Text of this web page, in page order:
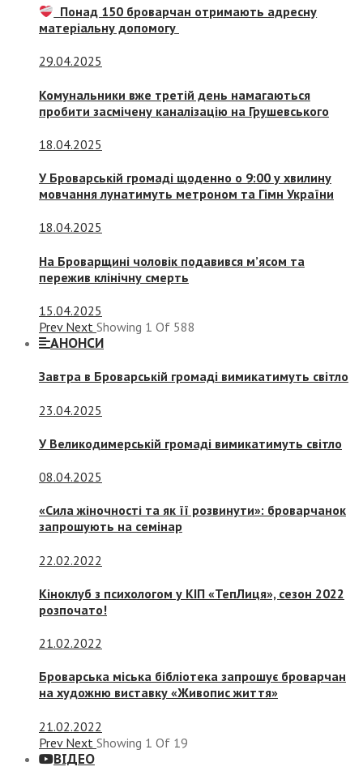
Понад 150 броварчан отримають адресну
матеріальну допомогу
29.04.2025
Комунальники вже третій день намагаються
пробити засмічену каналізацію на Грушевського
18.04.2025
У Броварській громаді щоденно о 9:00 у хвилину
мовчання лунатимуть метроном та Гімн України
18.04.2025
На Броварщині чоловік подавився м’ясом та
пережив клінічну смерть
15.04.2025
Prev Next Showing 1 Of 588
АНОНСИ
Завтра в Броварській громаді вимикатимуть світло
23.04.2025
У Великодимерській громаді вимикатимуть світло
08.04.2025
«Сила жіночності та як її розвинути»: броварчанок
запрошують на семінар
22.02.2022
Кіноклуб з психологом у КІП «ТепЛиця», сезон 2022
розпочато!
21.02.2022
Броварська міська бібліотека запрошує броварчан
на художню виставку «Живопис життя»
21.02.2022
Prev Next Showing 1 Of 19
ВІДЕО